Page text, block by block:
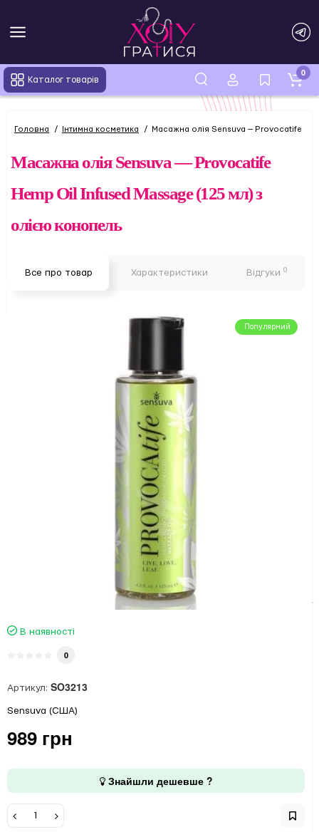
Каталог товарів
0
Головна Інтимна косметика Масажна олія Sensuva — Provocatife
Масажна олія Sensuva — Provocatife
Hemp Oil Infused Massage (125 мл) з
олією конопель
Все про товар Характеристики Відгуки 0
Популярний
В наявності
0
Артикул: SO3213
Sensuva (США)
989 грн
Знайшли дешевше ?